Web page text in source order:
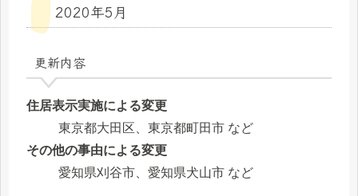
2020年5月
更新内容
住居表示実施による変更
東京都大田区、東京都町田市 など
その他の事由による変更
愛知県刈谷市、愛知県犬山市 など